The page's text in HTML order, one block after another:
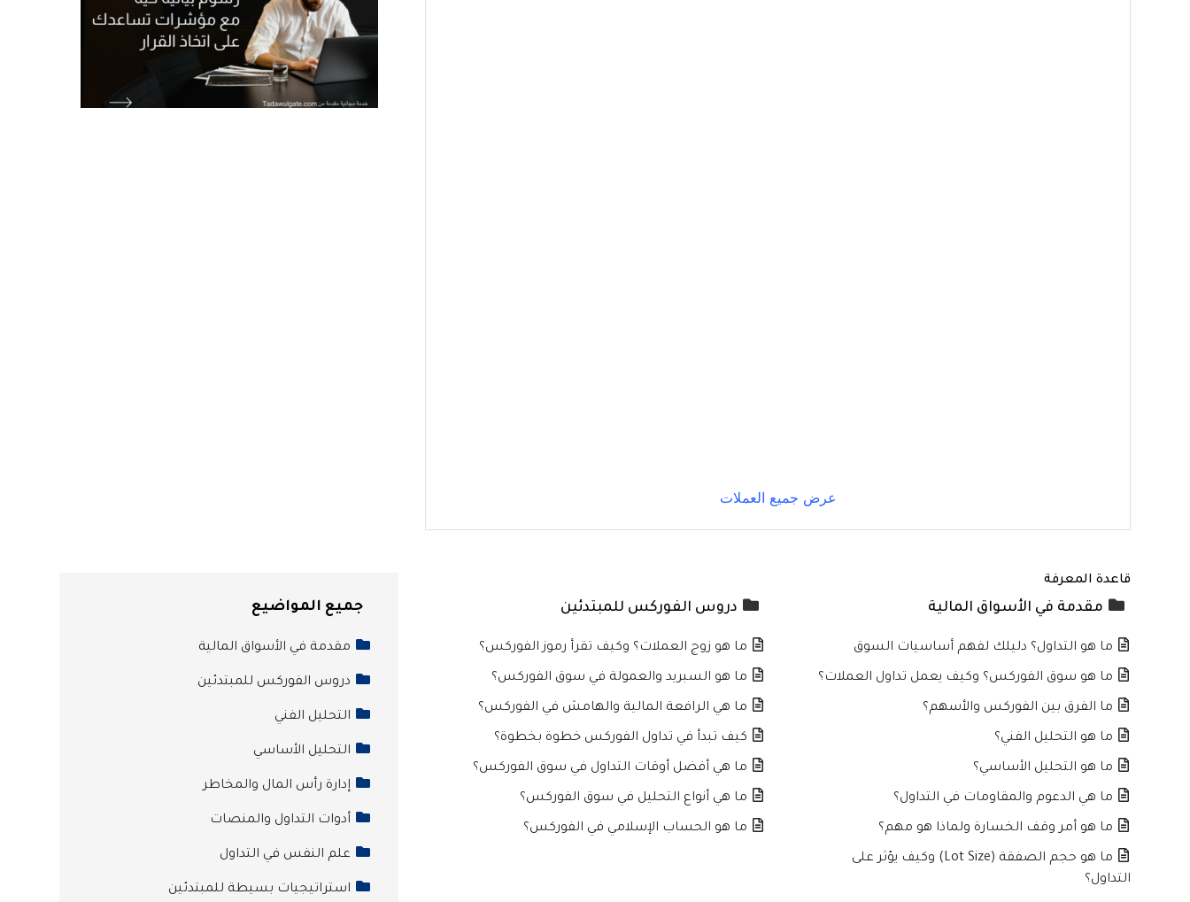
عرض جميع العملات
قاعدة المعرفة
مقدمة في الأسواق المالية
ما هو التداول؟ دليلك لفهم أساسيات السوق
ما هو سوق الفوركس؟ وكيف يعمل تداول العملات؟
ما الفرق بين الفوركس والأسهم؟
ما هو التحليل الفني؟
ما هو التحليل الأساسي؟
ما هي الدعوم والمقاومات في التداول؟
ما هو أمر وقف الخسارة ولماذا هو مهم؟
ما هو حجم الصفقة (Lot Size) وكيف يؤثر على
التداول؟
دروس الفوركس للمبتدئين
ما هو زوج العملات؟ وكيف تقرأ رموز الفوركس؟
ما هو السبريد والعمولة في سوق الفوركس؟
ما هي الرافعة المالية والهامش في الفوركس؟
كيف تبدأ في تداول الفوركس خطوة بخطوة؟
ما هي أفضل أوقات التداول في سوق الفوركس؟
ما هي أنواع التحليل في سوق الفوركس؟
ما هو الحساب الإسلامي في الفوركس؟
جميع المواضيع
مقدمة في الأسواق المالية
دروس الفوركس للمبتدئين
التحليل الفني
التحليل الأساسي
إدارة رأس المال والمخاطر
أدوات التداول والمنصات
علم النفس في التداول
استراتيجيات بسيطة للمبتدئين